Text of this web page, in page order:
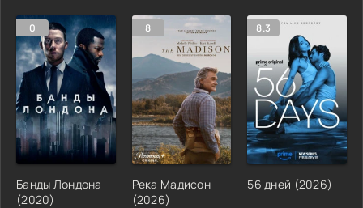
0
Банды Лондона
(2020)
8
Река Мадисон
(2026)
8.3
56 дней (2026)